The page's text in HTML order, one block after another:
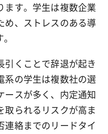
ます。学生は複数企業
め、ストレスのある導
引くことで辞退が起き
系の学生は複数社の選
ースが多く、内定通知
取られるリスクが高ま
連絡までのリードタイ